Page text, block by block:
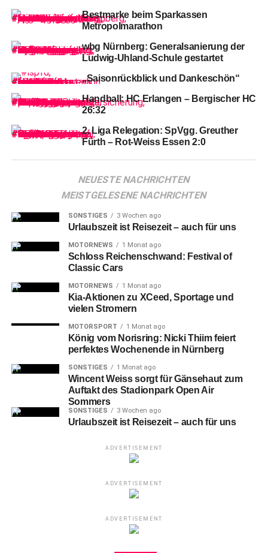
Ende seines allerletzten Einsatzes als Profi hoch leben
und zahlreiche Ehrenrunden absolvieren ließen!
Dieneue, wieder aufgeflammte Hoffnung auf die
ernüchternden 1:6-Heimpleite gegen Aufsteiger „Löwen“
Frankfurt vom vorletzten Spieltag am Freitag-Abend dank
des 3:2-Erfolges nach Overtime und Penalty-Schießen
am Sonntag-Nachmittag bei der allerletzten von
insgesamt 56 (!) Hauptrunden-Begegnungen in
Bremerhaven aufkam bei den Noris-Puckjägern, zerbrach
weitere rund 53 Stunden später ein Stück weit schon
Bestmarke beim Sparkassen
Metropolmarathon
wbg Nürnberg: Generalsanierung der
Ludwig-Uhland-Schule gestartet
„Saisonrückblick und Dankeschön“
Handball: HC Erlangen – Bergischer HC
26:32
2. Liga Relegation: SpVgg. Greuther
Fürth – Rot-Weiss Essen 2:0
NEUESTE NACHRICHTEN
MEISTGELESENE NACHRICHTEN
SONSTIGES 3 Wochen ago
Urlaubszeit ist Reisezeit – auch für uns
MOTORNEWS 1 Monat ago
Schloss Reichenschwand: Festival of
Classic Cars
MOTORNEWS 1 Monat ago
Kia-Aktionen zu XCeed, Sportage und
vielen Stromern
MOTORSPORT 1 Monat ago
König vom Norisring: Nicki Thiim feiert
perfektes Wochenende in Nürnberg
SONSTIGES 1 Monat ago
Wincent Weiss sorgt für Gänsehaut zum
Auftakt des Stadionpark Open Air
Sommers
SONSTIGES 3 Wochen ago
Urlaubszeit ist Reisezeit – auch für uns
ADVERTISEMENT
ADVERTISEMENT
ADVERTISEMENT